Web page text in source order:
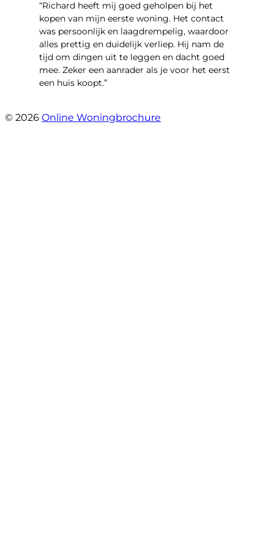
“Richard heeft mij goed geholpen bij het
kopen van mijn eerste woning. Het contact
was persoonlijk en laagdrempelig, waardoor
alles prettig en duidelijk verliep. Hij nam de
tijd om dingen uit te leggen en dacht goed
mee. Zeker een aanrader als je voor het eerst
een huis koopt.”
© 2026 Online Woningbrochure